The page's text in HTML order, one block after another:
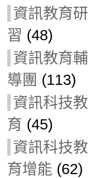
資訊教育研
習 (48)
資訊教育輔
導團 (113)
資訊科技教
育 (45)
資訊科技教
育增能 (62)